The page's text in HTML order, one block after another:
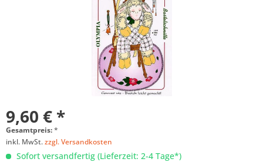
9,60 € *
Gesamtpreis:*
inkl. MwSt.zzgl. Versandkosten
Sofort versandfertig (Lieferzeit: 2-4 Tage*)